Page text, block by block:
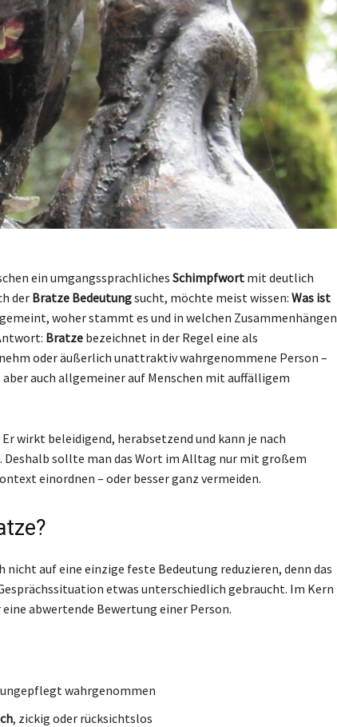
ein umgangssprachliches Schimpfwortmit deutlich
der Bratze Bedeutungsucht, möchte meist wissen: Was ist
woher stammt es und in welchen Zusammenhängen
Bratzebezeichnet in der Regel eine als
oder äußerlich unattraktiv wahrgenommene Person –
auch allgemeiner auf Menschen mit auffälligem
wirkt beleidigend, herabsetzend und kann je nach
Deshalb sollte man das Wort im Alltag nur mit großem
einordnen – oder besser ganz vermeiden.
nicht auf eine einzige feste Bedeutung reduzieren, denn das
etwas unterschiedlich gebraucht. Im Kern
abwertende Bewertung einer Person.
wahrgenommen
, zickig oder rücksichtslos